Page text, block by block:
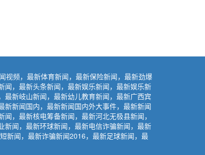
视频，最新体育新闻，最新保险新闻，最新劲爆
，最新头条新闻，最新娱乐新闻，最新娱乐新
新岐山新闻，最新幼儿教育新闻，最新广西宾
新闻国内，最新新闻国内外大事件，最新新闻
，最新核电筹备新闻，最新河北无极县新闻，
闻，最新环球新闻，最新电信诈骗新闻，最新
新闻，最新诈骗新闻2016，最新足球新闻，最